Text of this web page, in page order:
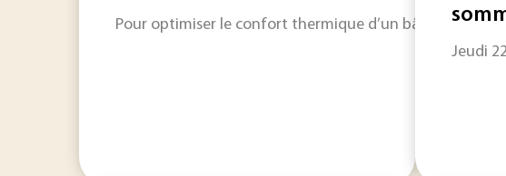
Pour optimiser le confort thermique d’un bâtiment tout
Jeudi